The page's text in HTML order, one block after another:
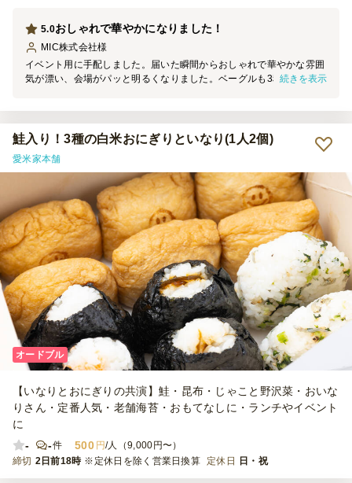
おしゃれで華やかになりました！
5.0
MIC株式会社様
イベント用に手配しました。届いた瞬間からおしゃれで華やかな雰囲
気が漂い、会場がパッと明るくなりました。ベーグルも3種類が用意
くテーブルがなくても食べれて本当にありがたい仕様です。センスの
良さと安心感を両立できる、幹事としても一押しのケータリング会社
続きを表示
鮭入り！3種の白米おにぎりといなり(1人2個)
愛米家本舗
オードブル
【いなりとおにぎりの共演】鮭・昆布・じゃこと野沢菜・おいな
りさん・定番人気・老舗海苔・おもてなしに・ランチやイベント
に
-
-件 500 円/人（9,000円〜）
締切 2日前18時 ※定休日を除く営業日換算 定休日 日・祝